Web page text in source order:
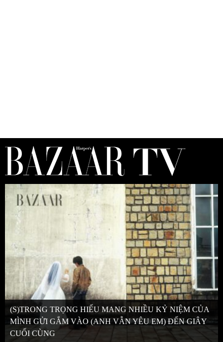
(S)TRONG TRỌNG HIẾU MANG NHIỀU KỶ NIỆM CỦA
MÌNH GỬI GẮM VÀO (ANH VẪN YÊU EM) ĐẾN GIÂY
CUỐI CÙNG